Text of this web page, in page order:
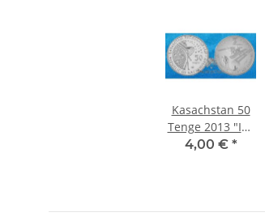
Kasachstan 50
Tenge 2013 "ISS
- Raumstation"
4,00 € *